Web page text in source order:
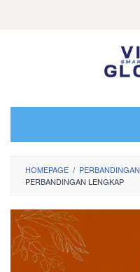
HOMEPAGE / PERBANDINGAN
PERBANDINGAN LENGKAP